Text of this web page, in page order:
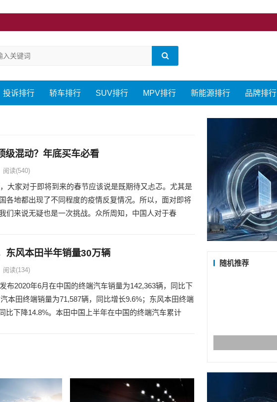
投诉排行 轿车排行 SUV排行 MPV排行 新能源排行 品牌排行
级混动？年底买车必看
阅读(540)
大家对于即将到来的春节应该说是既期待又忐忑。尤其是
各地都出现了不同程度的疫情反复情况。所以，面对即将
们来说无疑也是一次挑战。众所周知，中国人对于春
东风本田半年销量30万辆
阅读(134)
布2020年6月在中国的终端汽车销量为142,363辆，同比下
本田终端销量为71,587辆，同比增长9.6%；东风本田终端
比下降14.8%。本田中国上半年在中国的终端汽车累计
随机推荐